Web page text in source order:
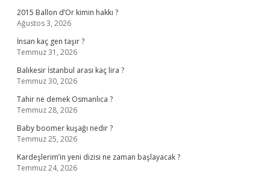
2015 Ballon d’Or kimin hakkı ?
Ağustos 3, 2026
İnsan kaç gen taşır ?
Temmuz 31, 2026
Balıkesir İstanbul arası kaç lira ?
Temmuz 30, 2026
Tahir ne demek Osmanlıca ?
Temmuz 28, 2026
Baby boomer kuşağı nedir ?
Temmuz 25, 2026
Kardeşlerim’in yeni dizisi ne zaman başlayacak ?
Temmuz 24, 2026